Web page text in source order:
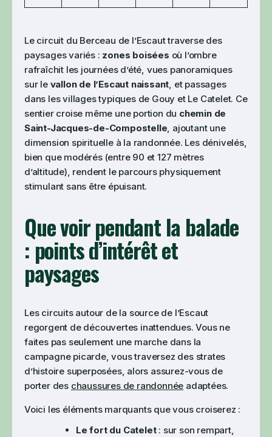
Le circuit du Berceau de l’Escaut traverse des
paysages variés : zones boisées où l’ombre
rafraîchit les journées d’été, vues panoramiques
sur le vallon de l’Escaut naissant, et passages
dans les villages typiques de Gouy et Le Catelet. Ce
sentier croise même une portion du chemin de
Saint-Jacques-de-Compostelle, ajoutant une
dimension spirituelle à la randonnée. Les dénivelés,
bien que modérés (entre 90 et 127 mètres
d’altitude), rendent le parcours physiquement
stimulant sans être épuisant.
Que voir pendant la balade
: points d’intérêt et
paysages
Les circuits autour de la source de l’Escaut
regorgent de découvertes inattendues. Vous ne
faites pas seulement une marche dans la
campagne picarde, vous traversez des strates
d’histoire superposées, alors assurez-vous de
porter des chaussures de randonnée adaptées.
Voici les éléments marquants que vous croiserez :
Le fort du Catelet: sur son rempart,